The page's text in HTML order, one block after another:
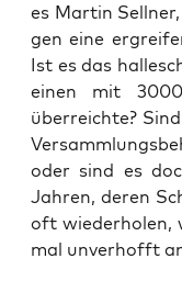
es Mar­tin
gen eine
Ist es das
einen mit
über­reich­te?
oder sind es
Jah­ren, deren
oft wie­der­ho­len,
mal unver­hofft